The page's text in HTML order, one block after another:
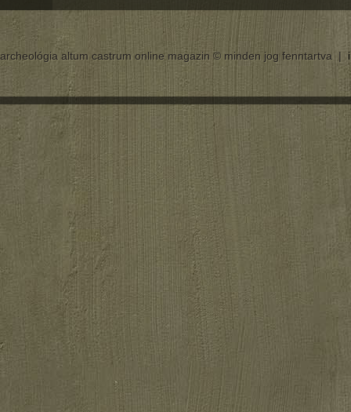
archeológia altum castrum online magazin © minden jog fenntartva |